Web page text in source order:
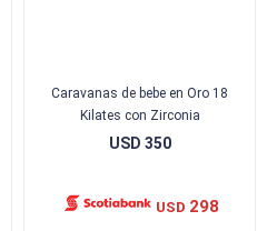
Caravanas de bebe en Oro 18
Kilates con Zirconia
USD 350
USD 298